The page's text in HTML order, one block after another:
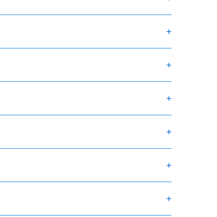
+
+
+
+
+
+